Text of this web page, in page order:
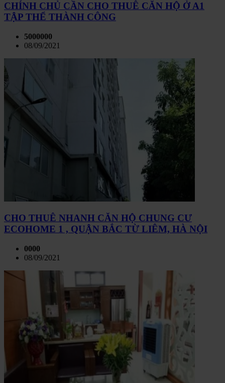
CHÍNH CHỦ CẦN CHO THUÊ CĂN HỘ Ở A1
TẬP THỂ THÀNH CÔNG
5000000
08/09/2021
CHO THUÊ NHANH CĂN HỘ CHUNG CƯ
ECOHOME 1 , QUẬN BẮC TỪ LIÊM, HÀ NỘI
0000
08/09/2021